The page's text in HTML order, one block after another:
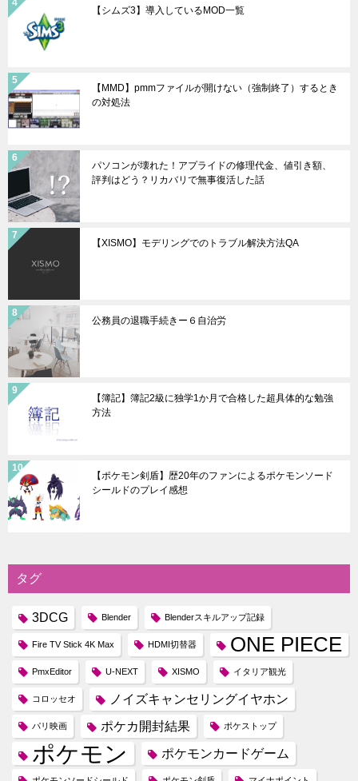
【シムズ3】導入しているMOD一覧
【MMD】pmmファイルが開けない（強制終了）するとき
の対処法
パソコンが壊れた！アプライドの修理代金、値引き額、
評判はどう？リカバリで無事復活した話
【XISMO】モデリングでのトラブル解決方法QA
公務員の退職手続きー６自治労
【簿記】簿記2級に独学1か月で合格した超具体的な勉強
方法
【ポケモン剣盾】歴20年のファンによるポケモンソード
シールドのプレイ感想
タグ
3DCG Blender Blenderスキルアップ記録
Fire TV Stick 4K Max HDMI切替器 ONE PIECE
PmxEditor U-NEXT XISMO イタリア観光
コロッセオ ノイズキャンセリングイヤホン
パリ映画 ポケカ開封結果 ポケストップ
ポケモン ポケモンカードゲーム